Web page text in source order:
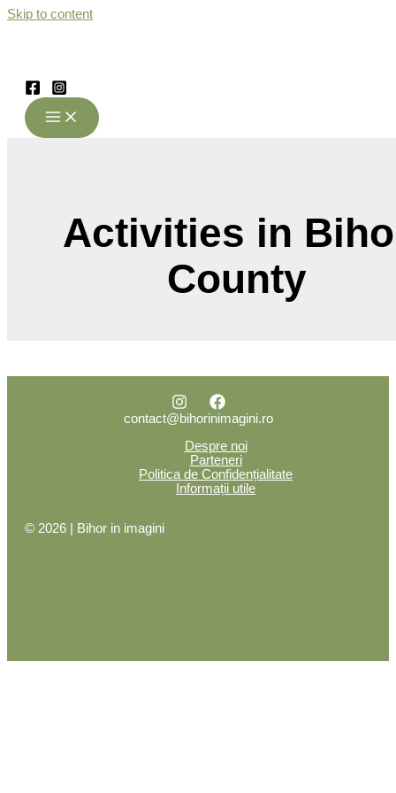
Skip to content
Activities in
County
contact@bihorinimagini.ro
Despre noi
Parteneri
Politica de Confidențialitate
Informații utile
© 2026 | Bihor in imagini